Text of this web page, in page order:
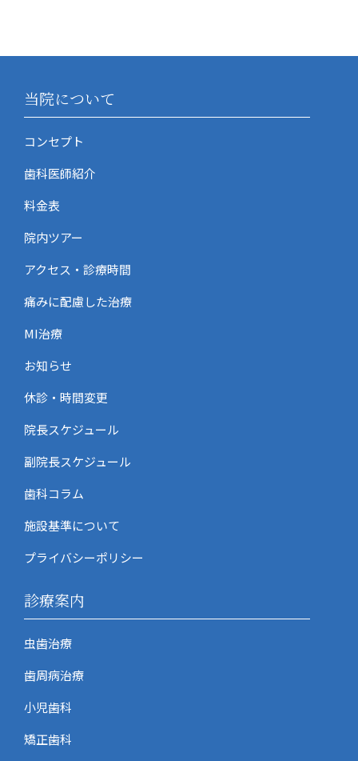
当院について
コンセプト
歯科医師紹介
料金表
院内ツアー
アクセス・診療時間
痛みに配慮した治療
MI治療
お知らせ
休診・時間変更
院長スケジュール
副院長スケジュール
歯科コラム
施設基準について
プライバシーポリシー
診療案内
虫歯治療
歯周病治療
小児歯科
矯正歯科